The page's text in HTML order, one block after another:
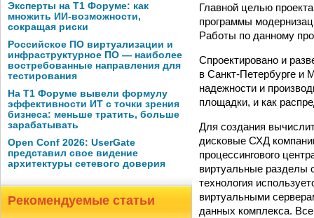
Эксперты на Т1 Форуме: как
множить ИИ-возможности,
сокращая риски
Российское ПО виртуализации и
инфраструктурное ПО — наиболее
востребованные направления для
тестирования
На Т1 Форуме вывели формулу
эффективности ИТ с точки зрения
бизнеса: меньше тратить, больше
зарабатывать
Open Conf 2026: UserGate
представил свое видение
архитектуры сетевого доверия
Рекомендуемые статьи
Главной целью
программы
Работы по данному
Cпроектировано и
в Санкт-Петербурге и
надежности и
площадки, и как
Для создания
дисковые СХД
процессингового
виртуальные разделы
технология
виртуальными
данных комплекса.